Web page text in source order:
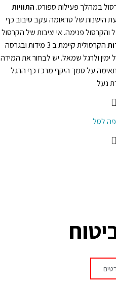
במהלך פעילות ספורט. התוויות
הישנות של טראומה עקב סיבוב כף
והקרסול פנימה. אי יציבות של הקרסול
הקרסולית קיימת ב 3 מידות ובגרסה
ימין ולרגל שמאל. יש לבחור את המידה
על סמך היקף מרכז כף הרגל
נעל
לסל